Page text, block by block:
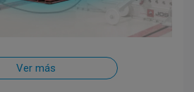
Ver más